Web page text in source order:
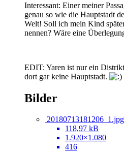
Interessant: Einer meiner
genau so wie die Hauptstadt
Welt! Soll ich mein Kind
nennen? Wäre eine
EDIT: Yaren ist nur ein
dort gar keine Hauptstadt.
Bilder
20180713181206_1.jpg
118,97 kB
1.920×1.080
416